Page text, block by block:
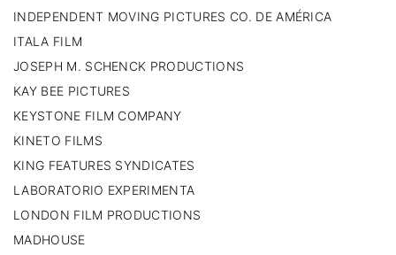
INDEPENDENT MOVING PICTURES CO. DE AMÉRICA
ITALA FILM
JOSEPH M. SCHENCK PRODUCTIONS
KAY BEE PICTURES
KEYSTONE FILM COMPANY
KINETO FILMS
KING FEATURES SYNDICATES
LABORATORIO EXPERIMENTA
LONDON FILM PRODUCTIONS
MADHOUSE